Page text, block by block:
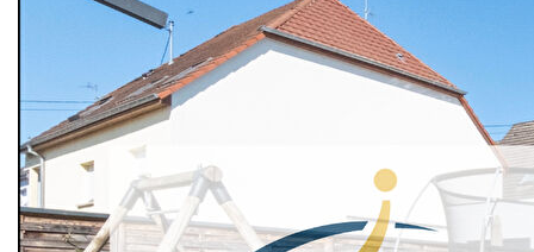
OFFRE PARRAINAGE
Description
Réf : 96
A ERSTEIN, une maison familiale qui respire l'espace et la
tranquillité !
Au coeur d'Erstein, à deux pas des commerces, des